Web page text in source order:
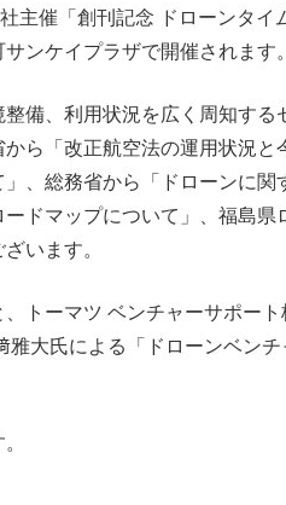
主催「創刊記念 ドローンタ
ンケイプラザで開催されます。
備、利用状況を広く周知す
ら「改正航空法の運用状況と
、総務省から「ドローンに関
ドマップについて」、福島
います。
トーマツ ベンチャーサポー
大氏による「ドローンベン